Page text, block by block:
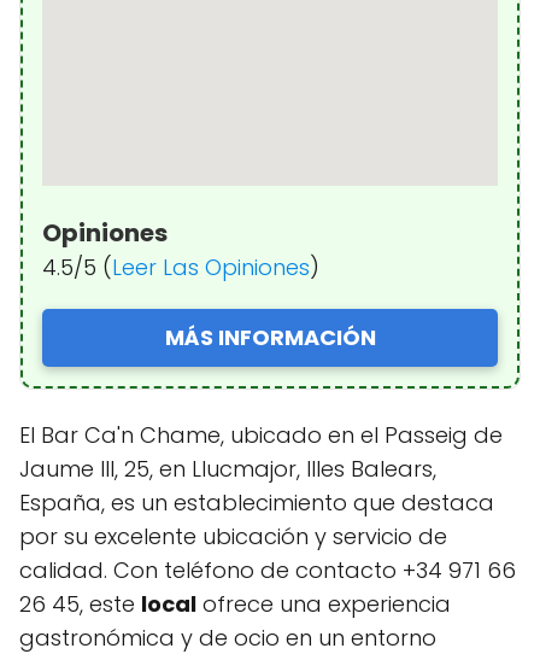
Opiniones
4.5/5 (Leer Las Opiniones)
MÁS INFORMACIÓN
El Bar Ca'n Chame, ubicado en el Passeig de
Jaume III, 25, en Llucmajor, Illes Balears,
España, es un establecimiento que destaca
por su excelente ubicación y servicio de
calidad. Con teléfono de contacto +34 971 66
26 45, este local ofrece una experiencia
gastronómica y de ocio en un entorno